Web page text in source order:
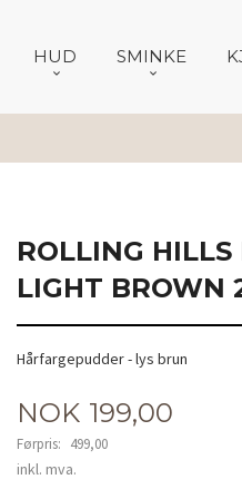
HUD SMINKE
ROLLING
LIGHT BROWN
Hårfargepudder - lys brun
Tilbud
NOK 199,00
Førpris: 499,00
Rabatt
inkl. mva.